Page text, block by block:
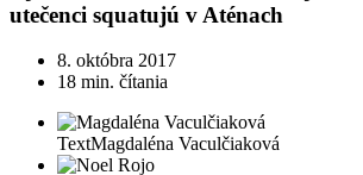
utečenci squatujú v Aténach
8. októbra 2017
18 min. čítania
TextMagdaléna Vaculčiaková